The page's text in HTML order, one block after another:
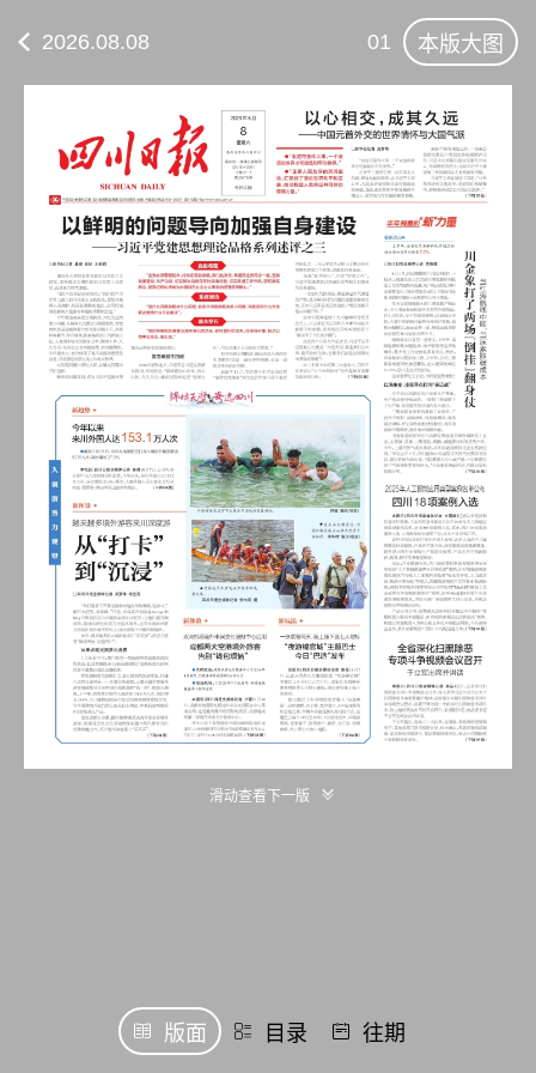
2026.08.08 01 本版大图
滑动查看下一版
版面 目录 往期